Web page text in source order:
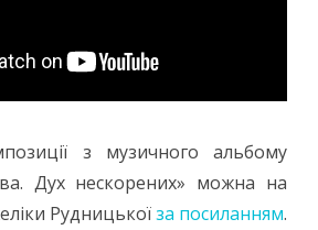
з музичного альбому
Дух нескорених» можна на
Рудницькоїза посиланням.